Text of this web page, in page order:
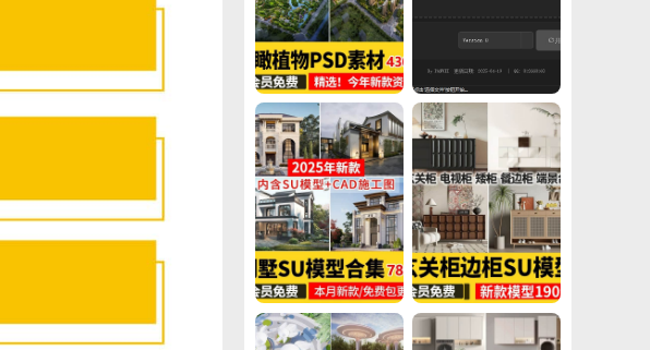
鸟瞰植物PSD分层素材合集景观园林建筑设计后期效果图树木ps花草 SketchUp SKP模型版本快速转换工具 支持草图大师2025
别墅建筑SU模型CAD施工图配套度假村外观民宿独栋自建房草图大师 草图大师现代轻奢侘寂玄关柜边柜装饰柜端景台挂画摆件组合SU模型